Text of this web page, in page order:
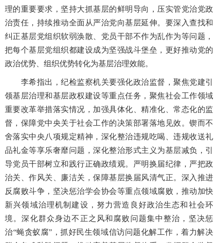
理的重要要求，坚持大抓基层的鲜明导向，压实管党治党政
治责任，持续推动全面从严治党向基层延伸。要深入查找和
纠正基层党组织软弱涣散、党员干部不作为乱作为等问题，
把每个基层党组织都建设成为坚强战斗堡垒，更好推动党的
政治优势、组织优势转化为基层治理效能。
李希指出，纪检监察机关要强化政治监督，聚焦党建引
领基层治理和基层政权建设等重点任务，聚焦社会工作领域
重要改革举措落实情况，加强具体化、精准化、常态化的监
督，保障党中央关于社会工作的决策部署落地见效。锲而不
舍落实中央八项规定精神，深化整治违规吃喝、违规收送礼
品礼金等享乐奢靡问题，深化整治形式主义为基层减负，引
导党员干部树立和践行正确政绩观。严明换届纪律，严把政
治关、作风关、廉洁关，保障基层换届风清气正。深入推进
反腐败斗争，坚决惩治学会协会等重点领域腐败，推动加快
新兴领域治理机制建设，努力营造良好政治生态和社会环
境。深化群众身边不正之风和腐败问题集中整治，坚决惩
治“蝇贪蚁腐”，抓好民生领域信访问题化解工作，着力解决